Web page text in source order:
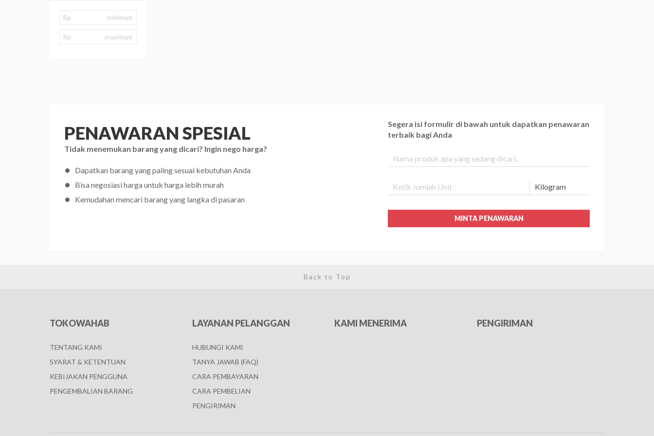
Rp
Rp
PENAWARAN SPESIAL
Tidak menemukan barang yang dicari? Ingin nego harga?
Dapatkan barang yang paling sesuai kebutuhan Anda
Bisa negosiasi harga untuk harga lebih murah
Kemudahan mencari barang yang langka di pasaran
Segera isi formulir di bawah untuk dapatkan penawaran
terbaik bagi Anda
MINTA PENAWARAN
Back to Top
TOKOWAHAB
TENTANG KAMI
SYARAT & KETENTUAN
KEBIJAKAN PENGGUNA
PENGEMBALIAN BARANG
LAYANAN PELANGGAN
HUBUNGI KAMI
TANYA JAWAB (FAQ)
CARA PEMBAYARAN
CARA PEMBELIAN
PENGIRIMAN
KAMI MENERIMA PENGIRIMAN